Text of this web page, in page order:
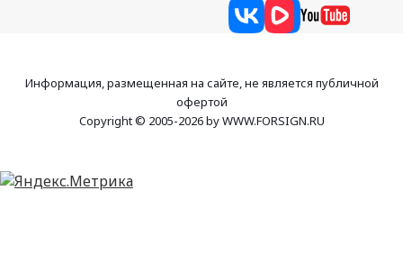
Информация, размещенная на сайте, не является публичной
офертой
Copyright © 2005-2026 by WWW.FORSIGN.RU